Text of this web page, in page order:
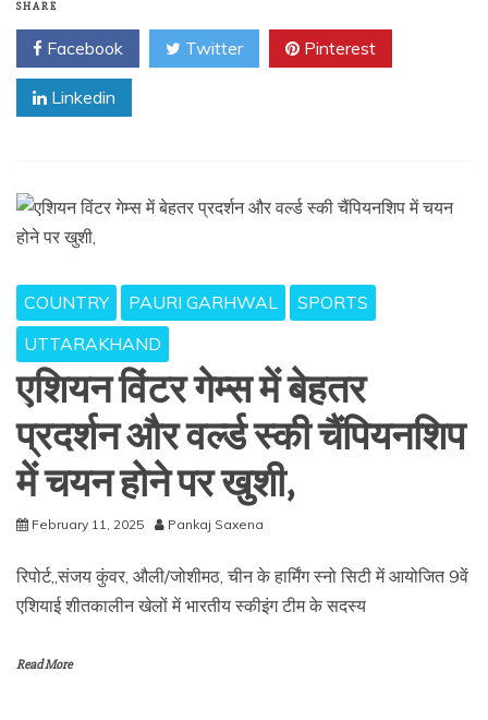
SHARE
Facebook Twitter Pinterest
Linkedin
COUNTRY PAURI GARHWAL
SPORTS
UTTARAKHAND
एशियन विंटर गेम्स में बेहतर
प्रदर्शन और वर्ल्ड स्की चैंपियनशिप
में चयन होने पर खुशी,
February 11, 2025 Pankaj Saxena
रिपोर्ट,,संजय कुंवर, औली/जोशीमठ, चीन के हार्मिंग स्नो सिटी में आयोजित 9वें
एशियाई शीतकालीन खेलों में भारतीय स्कीइंग टीम के सदस्य
Read More